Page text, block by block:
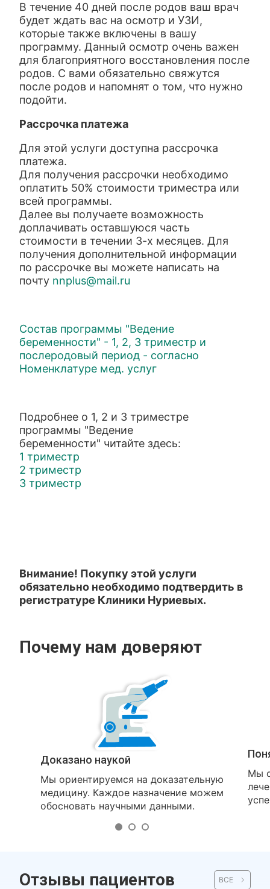
В течение 40 дней после родов ваш врач
будет ждать вас на осмотр и УЗИ,
которые также включены в вашу
программу. Данный осмотр очень важен
для благоприятного восстановления после
родов. С вами обязательно свяжутся
после родов и напомнят о том, что нужно
подойти.
Рассрочка платежа
Для этой услуги доступна рассрочка
платежа.
Для получения рассрочки необходимо
оплатить 50% стоимости триместра или
всей программы.
Далее вы получаете возможность
доплачивать оставшуюся часть
стоимости в течении 3-х месяцев. Для
получения дополнительной информации
по рассрочке вы можете написать на
почту nnplus@mail.ru
Состав программы "Ведение
беременности" - 1, 2, 3 триместр и
послеродовый период - согласно
Номенклатуре мед. услуг
Подробнее о 1, 2 и 3 триместре
программы "Ведение
беременности" читайте здесь:
1 триместр
2 триместр
3 триместр
Внимание! Покупку этой услуги
обязательно необходимо подтвердить в
регистратуре Клиники Нуриевых.
Почему нам доверяют
Доказано наукой
Мы ориентируемся на доказательную
медицину. Каждое назначение можем
обосновать научными данными.
Мы
Отзывы пациентов ВСЕ